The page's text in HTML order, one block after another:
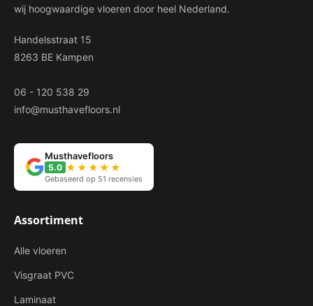
wij hoogwaardige vloeren door heel Nederland.
Handelsstraat 15
8263 BE Kampen
06 - 120 538 29
info@musthavefloors.nl
Musthavefloors
5.0 ★★★★★
Gebaseerd op 51 recensies
Assortiment
Alle vloeren
Visgraat PVC
Laminaat